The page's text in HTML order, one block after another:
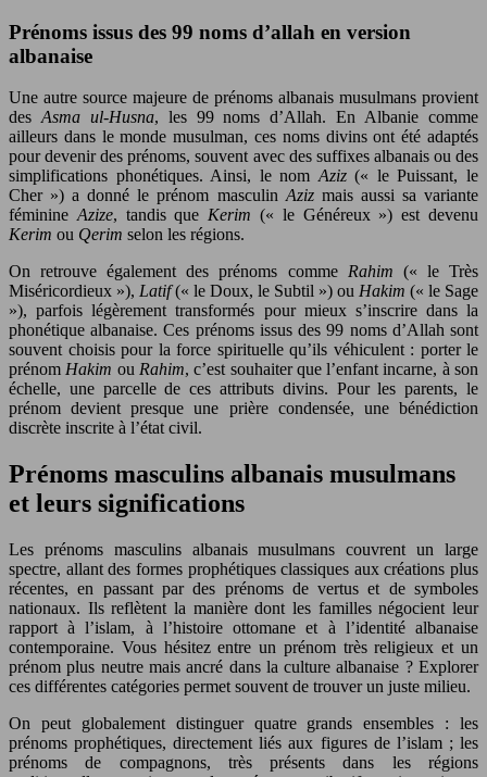
Prénoms issus des 99 noms d’allah en version
albanaise
Une autre source majeure de prénoms albanais musulmans provient
desAsma ul-Husna, les 99 noms d’Allah. En Albanie comme
ailleurs dans le monde musulman, ces noms divins ont été adaptés
pour devenir des prénoms, souvent avec des suffixes albanais ou des
simplifications phonétiques. Ainsi, le nomAziz(« le Puissant, le
Cher ») a donné le prénom masculinAzizmais aussi sa variante
féminineAzize, tandis queKerim (« le Généreux ») est devenu
Kerim ou Qerim selon les régions.
On retrouve également des prénoms comme Rahim (« le Très
Miséricordieux »), Latif(« le Doux, le Subtil ») ou Hakim (« le Sage
»), parfois légèrement transformés pour mieux s’inscrire dans la
phonétique albanaise. Ces prénoms issus des 99 noms d’Allah sont
souvent choisis pour la force spirituelle qu’ils véhiculent : porter le
prénomHakim ou Rahim, c’est souhaiter que l’enfant incarne, à son
échelle, une parcelle de ces attributs divins. Pour les parents, le
prénom devient presque une prière condensée, une bénédiction
discrète inscrite à l’état civil.
Prénoms masculins albanais musulmans
et leurs significations
Les prénoms masculins albanais musulmans couvrent un large
spectre, allant des formes prophétiques classiques aux créations plus
récentes, en passant par des prénoms de vertus et de symboles
nationaux. Ils reflètent la manière dont les familles négocient leur
rapport à l’islam, à l’histoire ottomane et à l’identité albanaise
contemporaine. Vous hésitez entre un prénom très religieux et un
prénom plus neutre mais ancré dans la culture albanaise ? Explorer
ces différentes catégories permet souvent de trouver un juste milieu.
On peut globalement distinguer quatre grands ensembles : les
prénoms prophétiques, directement liés aux figures de l’islam ; les
prénoms de compagnons, très présents dans les régions